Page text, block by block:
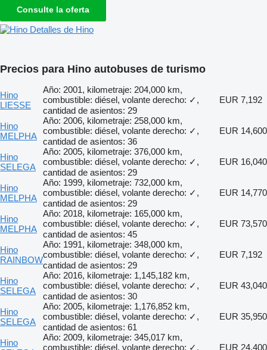
Consulte la oferta
Detalles de Hino
Precios para Hino autobuses de turismo
Hino
LIESSE
Año: 2001, kilometraje: 204,000 km,
combustible: diésel, volante derecho: ✓,
cantidad de asientos: 29
EUR 7,192
Hino
MELPHA
Año: 2006, kilometraje: 258,000 km,
combustible: diésel, volante derecho: ✓,
cantidad de asientos: 36
EUR 14,600
Hino
SELEGA
Año: 2005, kilometraje: 376,000 km,
combustible: diésel, volante derecho: ✓,
cantidad de asientos: 29
EUR 16,040
Hino
MELPHA
Año: 1999, kilometraje: 732,000 km,
combustible: diésel, volante derecho: ✓,
cantidad de asientos: 29
EUR 14,770
Hino
MELPHA
Año: 2018, kilometraje: 165,000 km,
combustible: diésel, volante derecho: ✓,
cantidad de asientos: 45
EUR 73,570
Hino
RAINBOW
Año: 1991, kilometraje: 348,000 km,
combustible: diésel, volante derecho: ✓,
cantidad de asientos: 29
EUR 7,192
Hino
SELEGA
Año: 2016, kilometraje: 1,145,182 km,
combustible: diésel, volante derecho: ✓,
cantidad de asientos: 30
EUR 43,040
Hino
SELEGA
Año: 2005, kilometraje: 1,176,852 km,
combustible: diésel, volante derecho: ✓,
cantidad de asientos: 61
EUR 35,950
Hino
Año: 2009, kilometraje: 345,017 km,
combustible: diésel, volante derecho: ✓,
EUR 24,400